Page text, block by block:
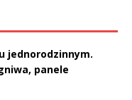
jednorodzinnym.
panele